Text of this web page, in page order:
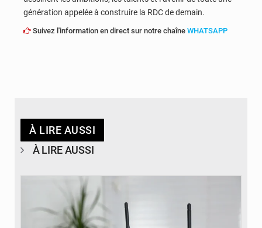
génération appelée à construire la RDC de demain.
Suivez l'information en direct sur notre chaîne WHATSAPP
À LIRE AUSSI
À LIRE AUSSI